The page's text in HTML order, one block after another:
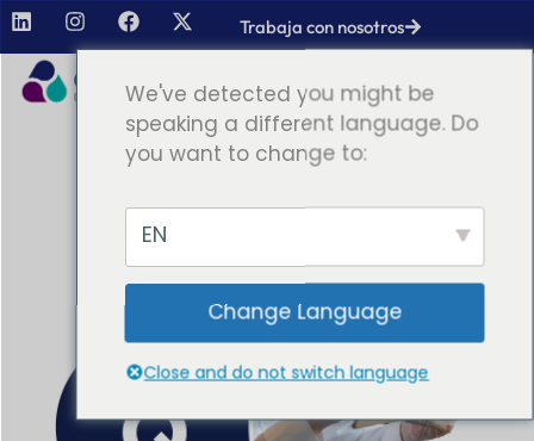
Trabaja con nosotros
We've detected you might be
speaking a different language. Do
you want to change to:
EN
Change Language
Close and do not switch language